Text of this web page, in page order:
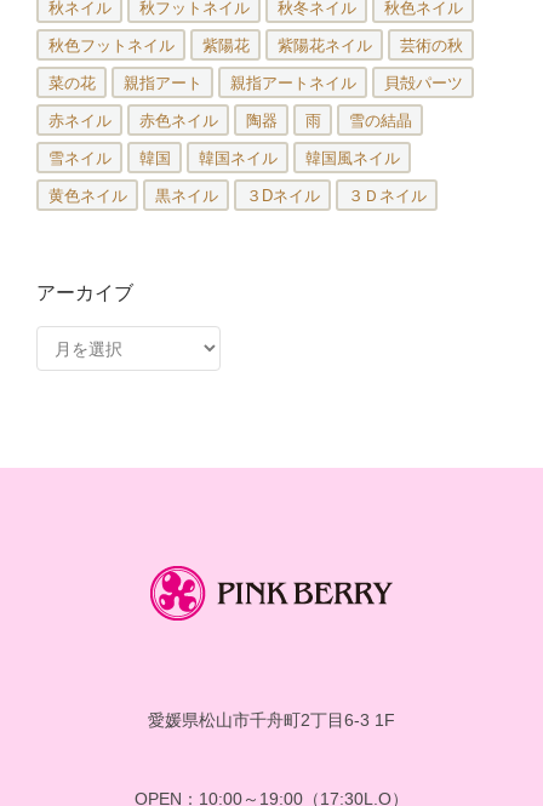
秋ネイル 秋フットネイル 秋冬ネイル 秋色ネイル
秋色フットネイル 紫陽花 紫陽花ネイル 芸術の秋
菜の花 親指アート 親指アートネイル 貝殻パーツ
赤ネイル 赤色ネイル 陶器 雨 雪の結晶
雪ネイル 韓国 韓国ネイル 韓国風ネイル
黄色ネイル 黒ネイル ３Dネイル ３Ｄネイル
アーカイブ
ー
愛媛県松山市千舟町2丁目6-3 1F
OPEN：10:00～19:00（17:30L.O）